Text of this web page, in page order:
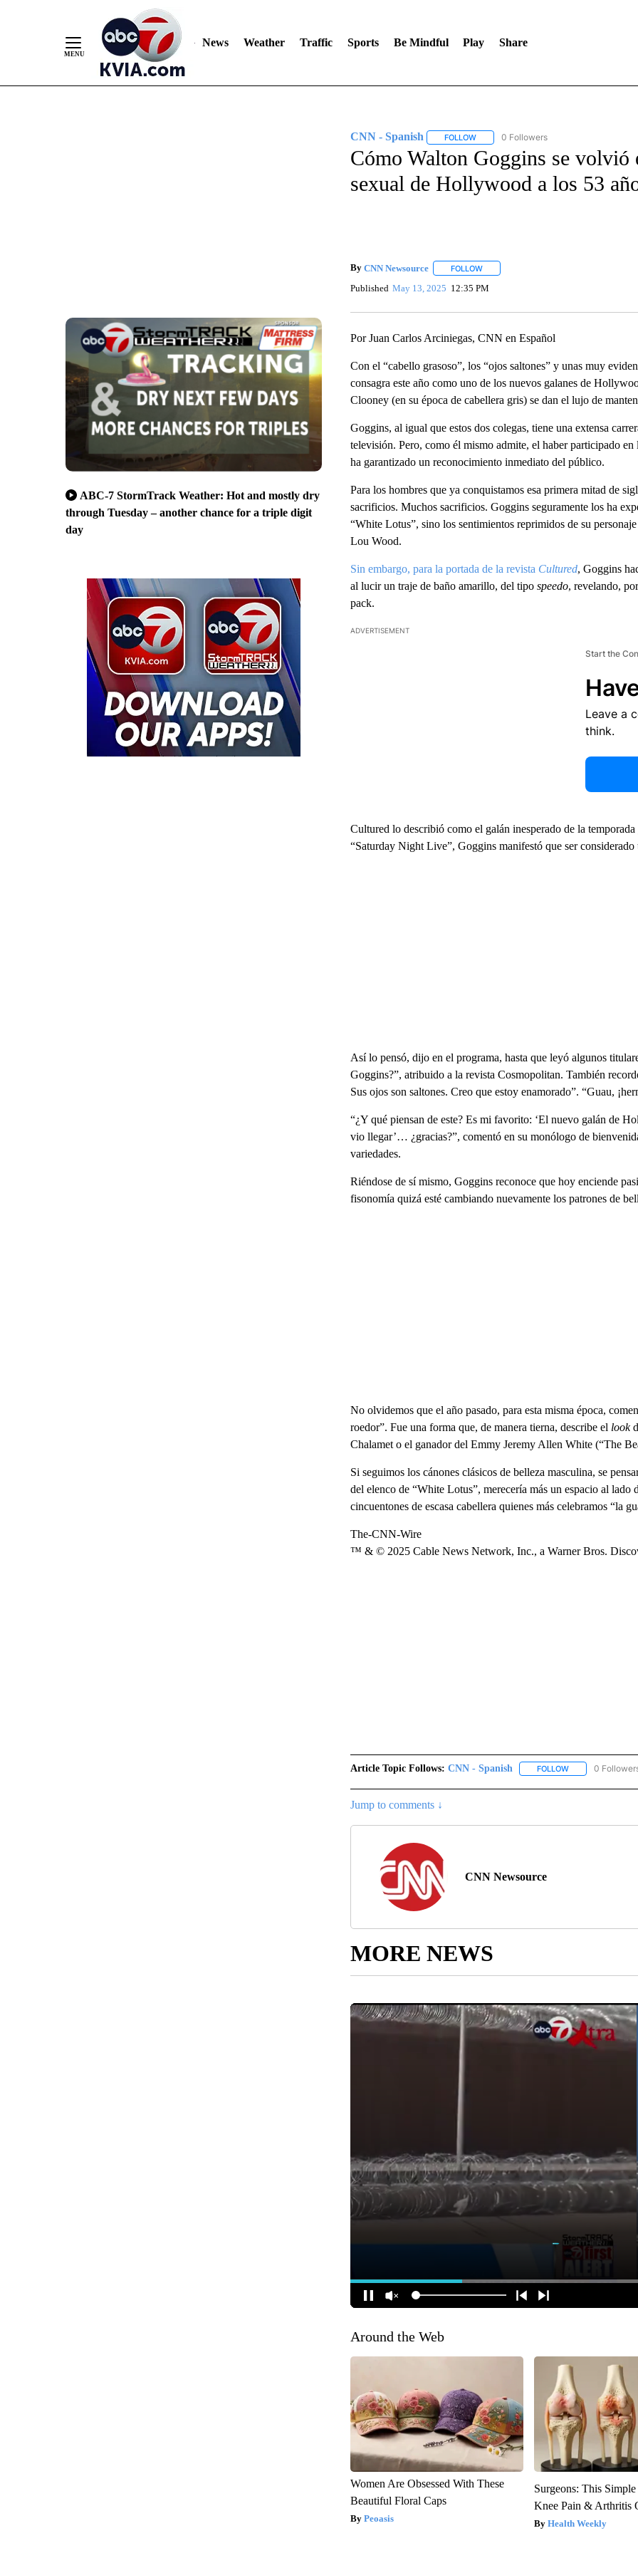
News Weather Traffic Sports Be Mindful Play Share
ABC-7 StormTrack Weather: Hot and mostly dry
through Tuesday – another chance for a triple digit
day
CNN - Spanish FOLLOWFOLLOW "CNN - SPANISH" TO RECEIVE
0 Followers
Cómo Walton Goggins se volvió
sexual de Hollywood a los 53
By CNN Newsource FOLLOWFOLLOW "" TO RECEIVE NOTIFICATIONS
Published May 13, 2025 12:35 PM
Por Juan Carlos Arciniegas, CNN en Español
Con el “cabello grasoso”, los “ojos saltones” y unas muy
consagra este año como uno de los nuevos galanes de
Clooney (en su época de cabellera gris) se dan el lujo de
Goggins, al igual que estos dos colegas, tiene una extensa
televisión. Pero, como él mismo admite, el haber participado
ha garantizado un reconocimiento inmediato del público.
Para los hombres que ya conquistamos esa primera mitad de
sacrificios. Muchos sacrificios. Goggins seguramente los ha
“White Lotus”, sino los sentimientos reprimidos de su
Lou Wood.
Sin embargo, para la portada de la revista Cultured, Goggins
al lucir un traje de baño amarillo, del tipo speedo, revelando,
pack.
ADVERTISEMENT
Start the
Leave a
think.
Cultured lo describió como el galán inesperado de la
“Saturday Night Live”, Goggins manifestó que ser
Así lo pensó, dijo en el programa, hasta que leyó algunos
Goggins?”, atribuido a la revista Cosmopolitan. También
Sus ojos son saltones. Creo que estoy enamorado”. “Guau,
“¿Y qué piensan de este? Es mi favorito: ‘El nuevo galán de
vio llegar’… ¿gracias?”, comentó en su monólogo de
variedades.
Riéndose de sí mismo, Goggins reconoce que hoy enciende
fisonomía quizá esté cambiando nuevamente los patrones de
No olvidemos que el año pasado, para esta misma época,
roedor”. Fue una forma que, de manera tierna, describe el look
Chalamet o el ganador del Emmy Jeremy Allen White (“The
Si seguimos los cánones clásicos de belleza masculina, se
del elenco de “White Lotus”, merecería más un espacio al
cincuentones de escasa cabellera quienes más celebramos “la
The-CNN-Wire
™ & © 2025 Cable News Network, Inc., a Warner Bros.
Article Topic Follows: CNN - Spanish FOLLOWFOLLOW "CNN -
0
Jump to comments ↓
CNN Newsource
MORE NEWS
Around the Web
Women Are Obsessed With These
Beautiful Floral Caps
Peoasis
Surgeons: This
Knee Pain & Arthritis
Health Weekly